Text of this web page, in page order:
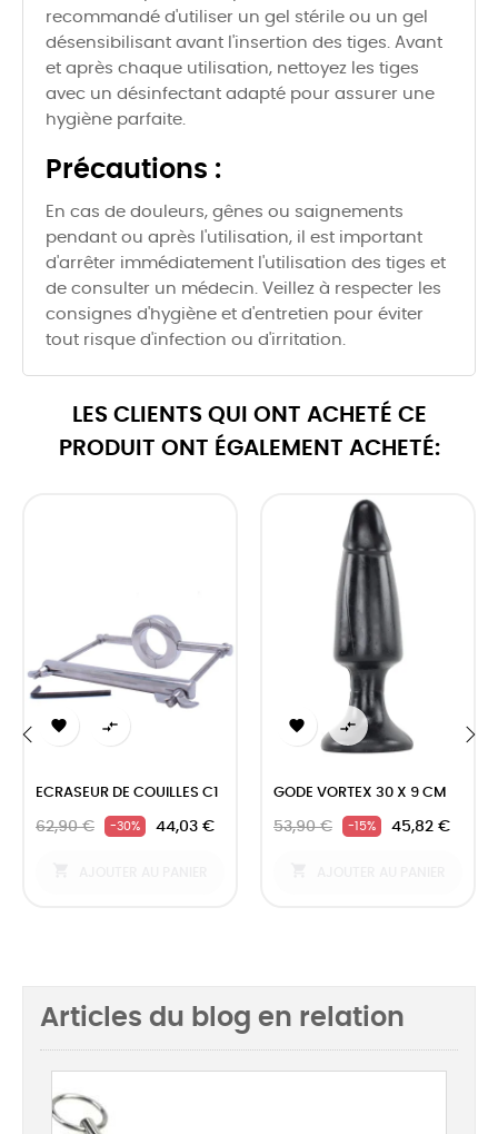
recommandé d'utiliser un gel stérile ou un gel
désensibilisant avant l'insertion des tiges. Avant
et après chaque utilisation, nettoyez les tiges
avec un désinfectant adapté pour assurer une
hygiène parfaite.
Précautions :
En cas de douleurs, gênes ou saignements
pendant ou après l'utilisation, il est important
d'arrêter immédiatement l'utilisation des tiges et
de consulter un médecin. Veillez à respecter les
consignes d'hygiène et d'entretien pour éviter
tout risque d'infection ou d'irritation.
LES CLIENTS QUI ONT ACHETÉ CE
PRODUIT ONT ÉGALEMENT ACHETÉ:
 
ECRASEUR DE COUILLES C1
62,90 € -30% 44,03 €
 
GODE VORTEX 30 X 9 CM
53,90 € -15% 45,82 €
Articles du blog en relation